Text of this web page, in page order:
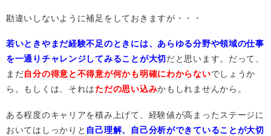
勘違いしないように補足をしておきますが・・・
若いときやまだ経験不足のときには、あらゆる分野や領域の仕事
を一通り チャレンジしてみることが大切だと思います。だって、
まだ自分の得意と不得意が何かも明確にわからないでしょうか
ら。もしくは、それはただの思い込みかもしれませんから。
ある程度のキャリアを積み上げて、経験値が高まったステージに
おいてはしっかりと 自己理解、自己分析ができていることが大切